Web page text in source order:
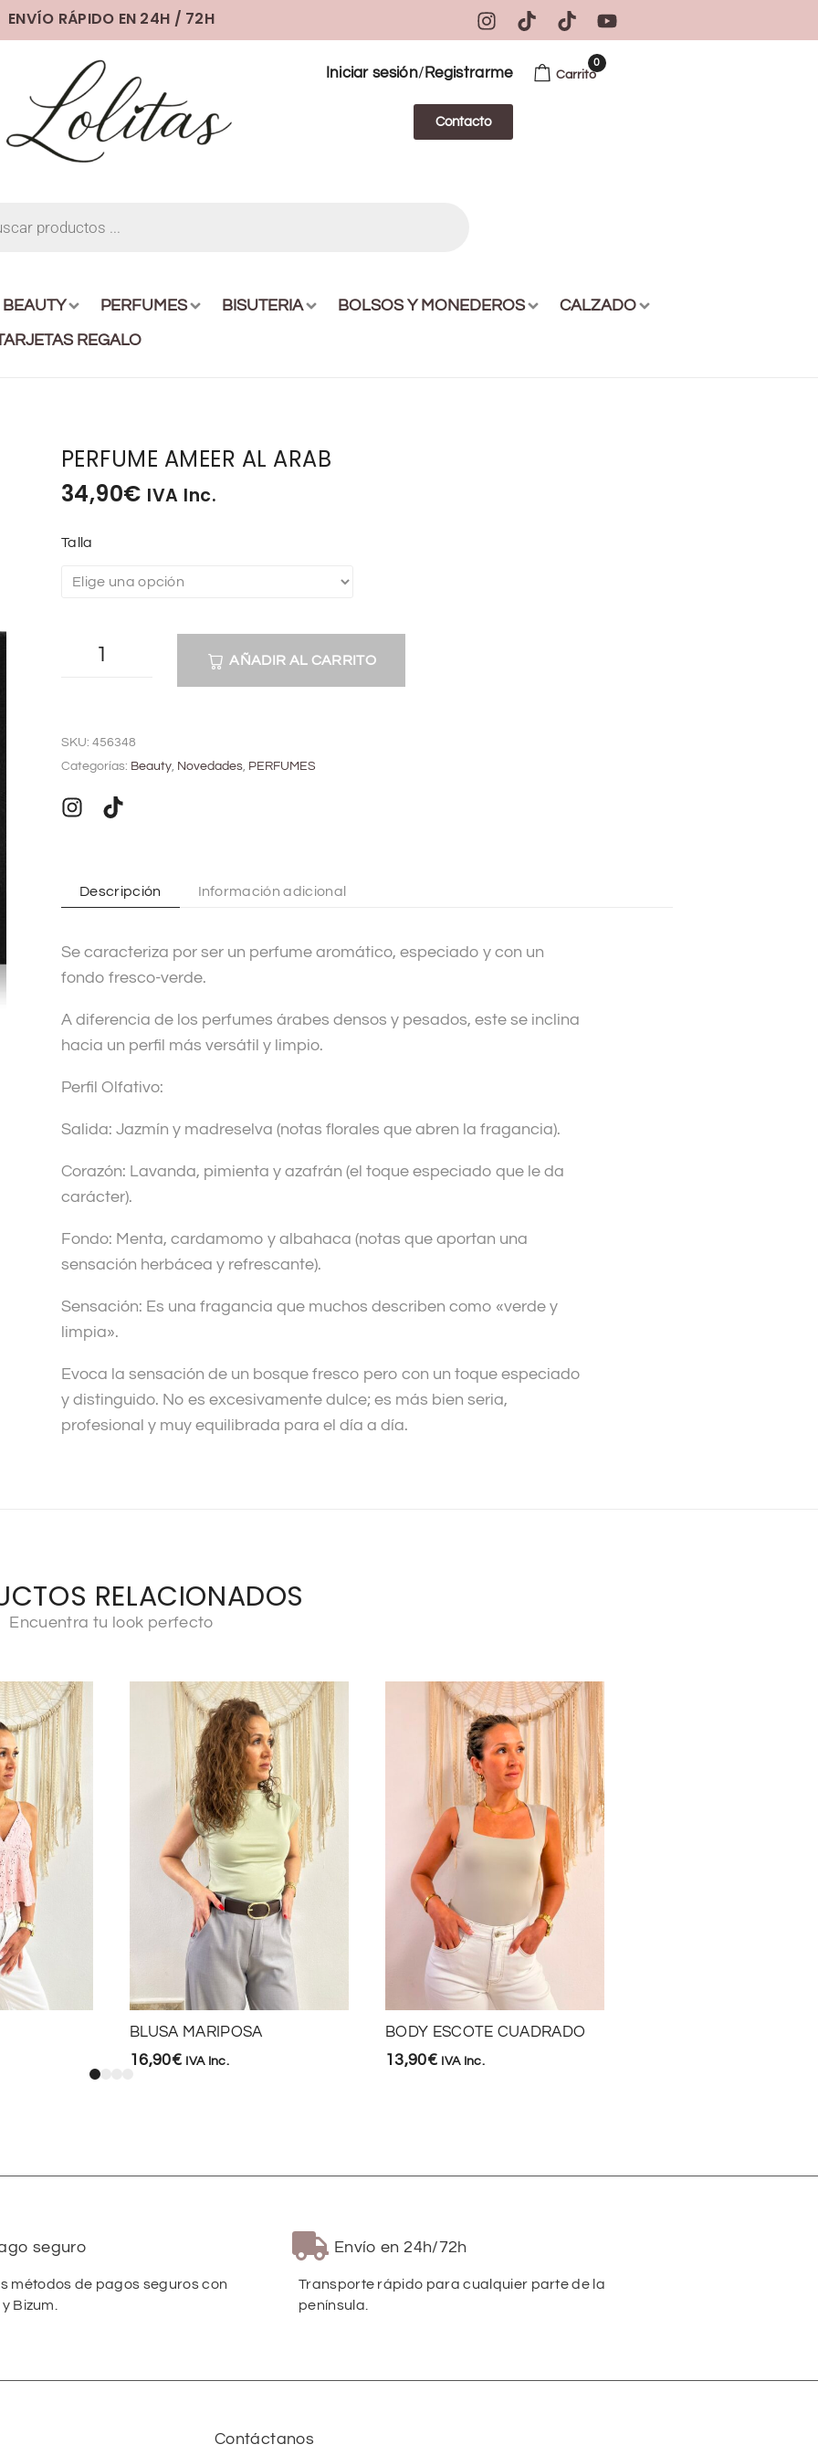
ENVÍO RÁPIDO EN 24H / 72H
Iniciar sesión/ Registrarme
Contacto
Carrito
0
BEAUTY PERFUMES BISUTERIA BOLSOS Y MONEDEROS
CALZADO
REGALO
PERFUME AMEER AL ARAB
34,90€ IVA Inc.
Talla
AÑADIR AL CARRITO
t
r
i
e
:
SKU: 456348
Categorías: Beauty, Novedades, PERFUMES
Descripción Información adicional
Se caracteriza por ser un perfume aromático, especiado y con un
fondo fresco-verde.
A diferencia de los perfumes árabes densos y pesados, este se inclina
hacia un perfil más versátil y limpio.
Perfil Olfativo:
Salida: Jazmín y madreselva (notas florales que abren la fragancia).
Corazón: Lavanda, pimienta y azafrán (el toque especiado que le da
carácter).
Fondo: Menta, cardamomo y albahaca (notas que aportan una
sensación herbácea y refrescante).
Sensación: Es una fragancia que muchos describen como «verde y
limpia».
Evoca la sensación de un bosque fresco pero con un toque especiado
y distinguido. No es excesivamente dulce; es más bien seria,
profesional y muy equilibrada para el día a día.
RELACIONADOS
Encuentra tu look perfecto
BLUSA MARIPOSA
16,90€ IVA Inc.
BODY ESCOTE CUADRADO
13,90€ IVA Inc.
seguro
métodos de pagos seguros con
Bizum.
Envío en 24h/72h
Transporte rápido para cualquier parte de la
península.
Contáctanos